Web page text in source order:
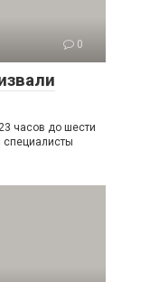
0
часов до шести
специалисты